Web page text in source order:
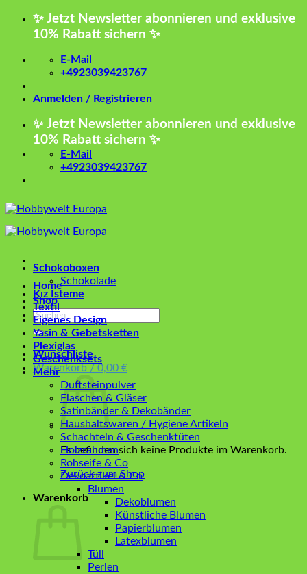
Zum
✨ Jetzt Newsletter abonnieren und exklusive
10% Rabatt sichern ✨
E-Mail
+4923039423767
Anmelden / Registrieren
✨ Jetzt Newsletter abonnieren und exklusive
10% Rabatt sichern ✨
E-Mail
+4923039423767
Home
Shop
Suchen
nach:
Wunschliste
Warenkorb / 0,00 €
Es befinden sich keine Produkte im Warenkorb.
Zurück zum Shop
Warenkorb
Schokoboxen
Schokolade
Kız İsteme
Textil
Eigenes Design
Yasin & Gebetsketten
Plexiglas
Geschenksets
Mehr
Duftsteinpulver
Flaschen & Gläser
Satinbänder & Dekobänder
Haushaltswaren / Hygiene Artikeln
Schachteln & Geschenktüten
Holzrahmen
Rohseife & Co
Dekoartikel & Co
Blumen
Dekoblumen
Künstliche Blumen
Papierblumen
Latexblumen
Tüll
Perlen